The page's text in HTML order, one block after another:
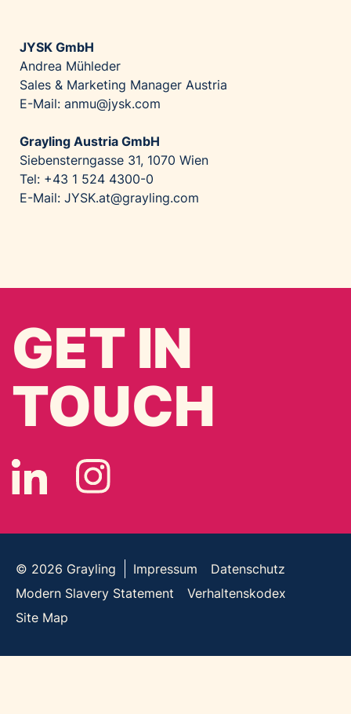
JYSK GmbH
Andrea Mühleder
Sales & Marketing Manager Austria
E-Mail: anmu@jysk.com
Grayling Austria GmbH
Siebensterngasse 31, 1070 Wien
Tel: +43 1 524 4300-0
E-Mail: JYSK.at@grayling.com
GET IN
TOUCH
© 2026 Grayling Impressum
Datenschutz
Modern Slavery Statement
Verhaltenskodex
Site Map